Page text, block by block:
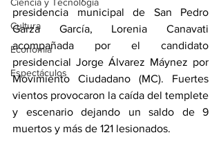
Cultura
Economía
Espectáculos
presidencia municipal de San Pedro
Garza García, Lorenia Canavati
acompañada por el candidato
presidencial Jorge Álvarez Máynez por
Movimiento Ciudadano (MC). Fuertes
vientos provocaron la caída del templete
y escenario dejando un saldo de 9
muertos y más de 121 lesionados.